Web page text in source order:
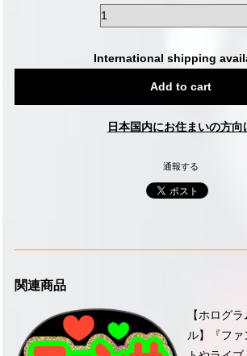
International shipping
Add to cart
日本国内にお住まいの方向
通報する
関連商品
【ホログ
ル】『フ